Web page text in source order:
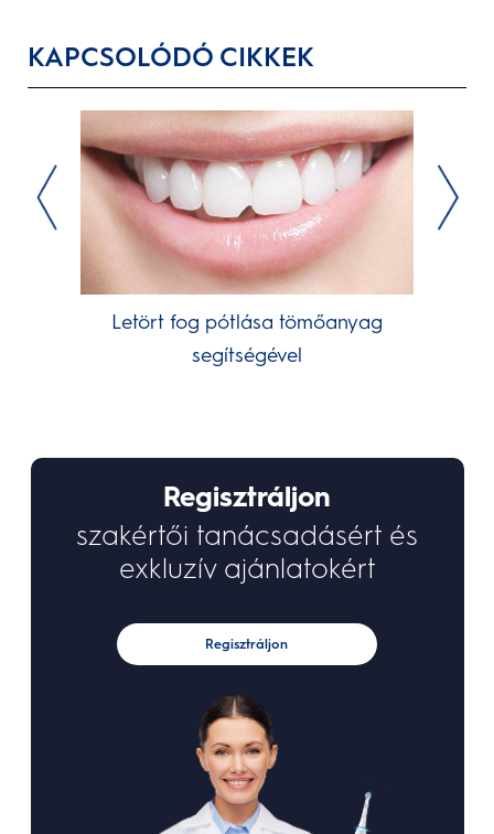
KAPCSOLÓDÓ CIKKEK
Letört fog pótlása tömőanyag
segítségével
Regisztráljon
szakértői tanácsadásért és
exkluzív ajánlatokért
Regisztráljon